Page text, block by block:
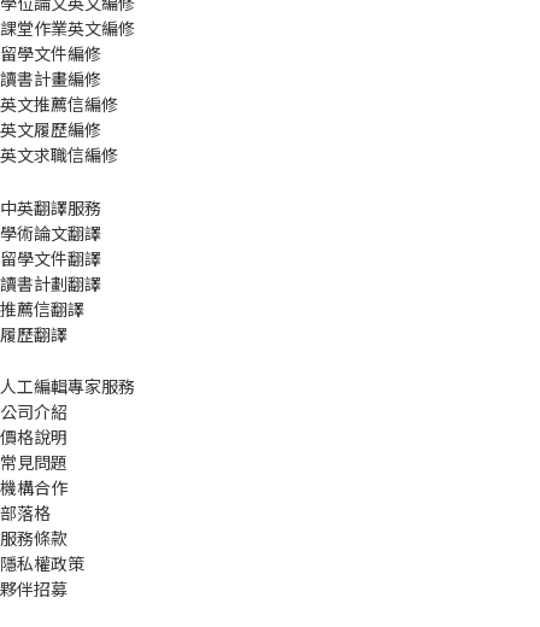
課堂作業英文編修
留學文件編修
讀書計畫編修
英文推薦信編修
英文履歷編修
英文求職信編修
中英翻譯服務
學術論文翻譯
留學文件翻譯
讀書計劃翻譯
推薦信翻譯
履歷翻譯
人工編輯專家服務
公司介紹
價格說明
常見問題
機構合作
部落格
服務條款
隱私權政策
夥伴招募